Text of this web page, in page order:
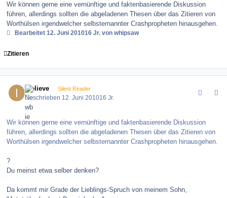
Wir können gerne eine vernünftige und faktenbasierende Diskussion
führen, allerdings sollten die abgeladenen Thesen über das Zitieren von
Worthülsen irgendwelcher selbsternannter Crashpropheten hinausgehen.
Bearbeitet12. Juni 201016 Jr. von whipsaw
Zitieren
ibelieve Silent Reader
Geschrieben 12. Juni 201016 Jr.
Wir können gerne eine vernünftige und faktenbasierende Diskussion
führen, allerdings sollten die abgeladenen Thesen über das Zitieren von
Worthülsen irgendwelcher selbsternannter Crashpropheten hinausgehen.
?
Du meinst etwa selber denken?
Da kommt mir Grade der Lieblings-Spruch von meinem Sohn,